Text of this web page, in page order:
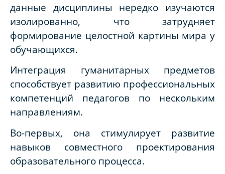
данные дисциплины нередко изучаются
изолированно, что затрудняет
формирование целостной картины мира у
обучающихся.
Интеграция гуманитарных предметов
способствует развитию профессиональных
компетенций педагогов по нескольким
направлениям.
Во-первых, она стимулирует развитие
навыков совместного проектирования
образовательного процесса.